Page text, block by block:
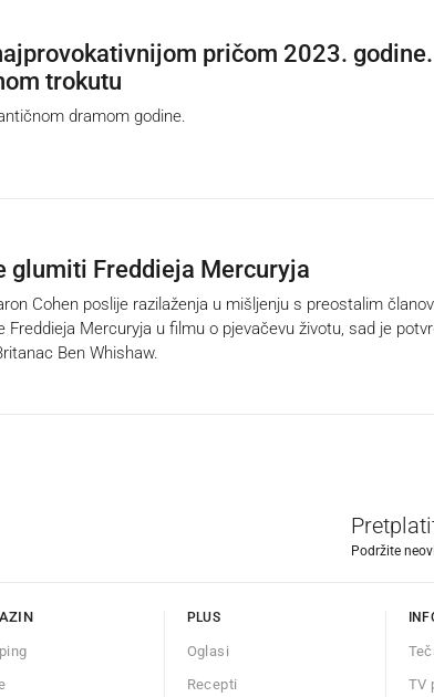
pričom 2023. godine.
trokutu
dramom godine.
glumiti Freddieja Mercuryja
Cohen poslije razilaženja u mišljenju s preostalim
Freddieja Mercuryja u filmu o pjevačevu životu, sad je
Ben Whishaw.
Podržite
PLUS
Oglasi
Recepti
TV